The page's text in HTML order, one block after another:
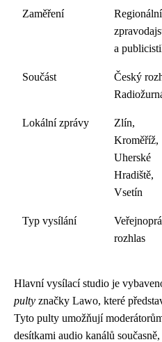
Zaměření
Regionální
a
Součást
Český
Lokální zprávy
Zlín,
Kroměříž,
Uherské
Hradiště,
Vsetín
Typ vysílání
rozhlas
Hlavní vysílací studio je
pulty značky Lawo, které
Tyto pulty umožňují
desítkami audio kanálů